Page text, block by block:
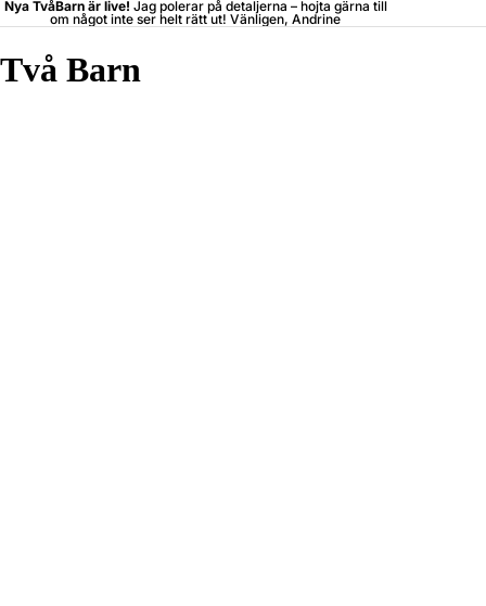
Nya TvåBarn är live! Jag polerar på detaljerna – hojta gärna till
om något inte ser helt rätt ut! Vänligen, Andrine
Två Barn